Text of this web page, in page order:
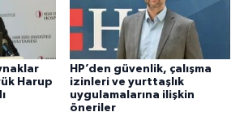
Harup
HP’den güvenlik, çalışma
izinleri ve yurttaşlık
uygulamalarına ilişkin
öneriler